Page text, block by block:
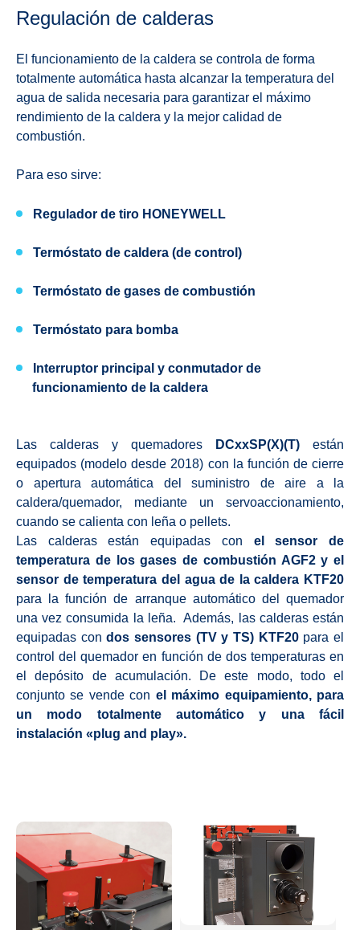
Regulación de calderas
El funcionamiento de la caldera se controla de forma
totalmente automática hasta alcanzar la temperatura del
agua de salida necesaria para garantizar el máximo
rendimiento de la caldera y la mejor calidad de
combustión.
Para eso sirve:
Regulador de tiro HONEYWELL
Termóstato de caldera (de control)
Termóstato de gases de combustión
Termóstato para bomba
Interruptor principal y conmutador de
funcionamiento de la caldera
Las calderas y quemadores DCxxSP(X)(T) están
equipados (modelo desde 2018) con la función de cierre
o apertura automática del suministro de aire a la
caldera/quemador, mediante un servoaccionamiento,
cuando se calienta con leña o pellets.
Las calderas están equipadas con el sensor de
temperatura de los gases de combustión AGF2 y el
sensor de temperatura del agua de la caldera KTF20
para la función de arranque automático del quemador
una vez consumida la leña. Además, las calderas están
equipadas condos sensores (TV y TS) KTF20 para el
control del quemador en función de dos temperaturas en
el depósito de acumulación. De este modo, todo el
conjunto se vende con el máximo equipamiento, para
un modo totalmente automático y una fácil
instalación «plug and play».